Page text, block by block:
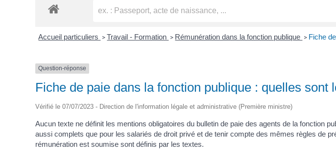
Accueil particuliers > Travail - Formation > Rémunération dans la fonction publique > Fiche
Question-réponse
Fiche de paie dans la fonction publique : quelles sont
Vérifié le 07/07/2023 - Direction de l'information légale et administrative (Première ministre)
Aucun texte ne définit les mentions obligatoires du bulletin de paie des agents de la fonction
aussi complets que pour les salariés de droit privé et de tenir compte des mêmes règles de
rémunération est soumise sont définis par les textes.